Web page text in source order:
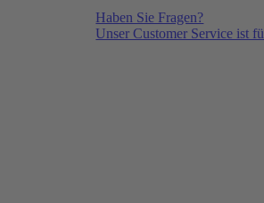
Haben Sie Fragen?
Unser Customer Service ist